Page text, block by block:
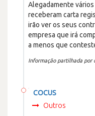
Alegadamente
receberam carta
irão ver os seus
empresa que irá
a menos que
Informação partilhada por
COCUS
Outros